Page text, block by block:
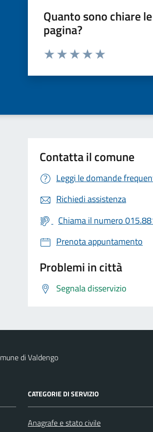
Quanto sono chiare
pagina?
Valuta da 1 a 5 stelle la pagina
Contatta il comune
Leggi le domande
Richiedi assistenza
Chiama il numero
Prenota appuntamento
Problemi in città
Segnala disservizio
di Valdengo
CATEGORIE DI SERVIZIO
Anagrafe e stato civile